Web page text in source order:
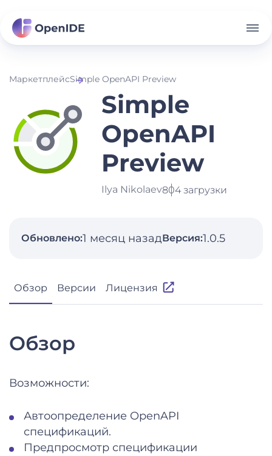
МаркетплейсSimple OpenAPI Preview
Simple
OpenAPI
Preview
Ilya Nikolaev804 загрузки
Обновлено:1 месяц назадВерсия:1.0.5
Обзор Версии Лицензия
Обзор
Возможности:
Автоопределение OpenAPI
спецификаций.
Предпросмотр спецификации